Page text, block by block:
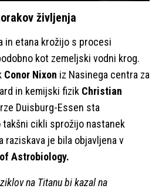
življenja
in etana krožijo s procesi
kot zemeljski vodni krog.
Conor Nixon iz Nasinega centra za
in kemijski fizik Christian
Duisburg-Essen sta
takšni cikli sprožijo nastanek
je bila objavljena v
Astrobiology.
na Titanu bi kazal na